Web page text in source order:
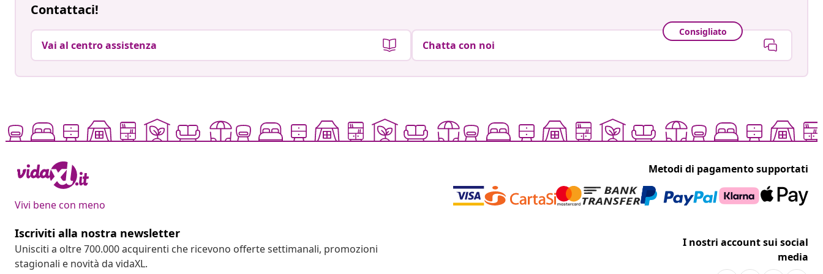
Contattaci!
Vai al centro assistenza
Consigliato
Chatta con noi
Vivi bene con meno
Metodi di pagamento supportati
Iscriviti alla nostra newsletter
Unisciti a oltre 700.000 acquirenti che ricevono offerte settimanali, promozioni
stagionali e novità da vidaXL.
I nostri account sui social
media